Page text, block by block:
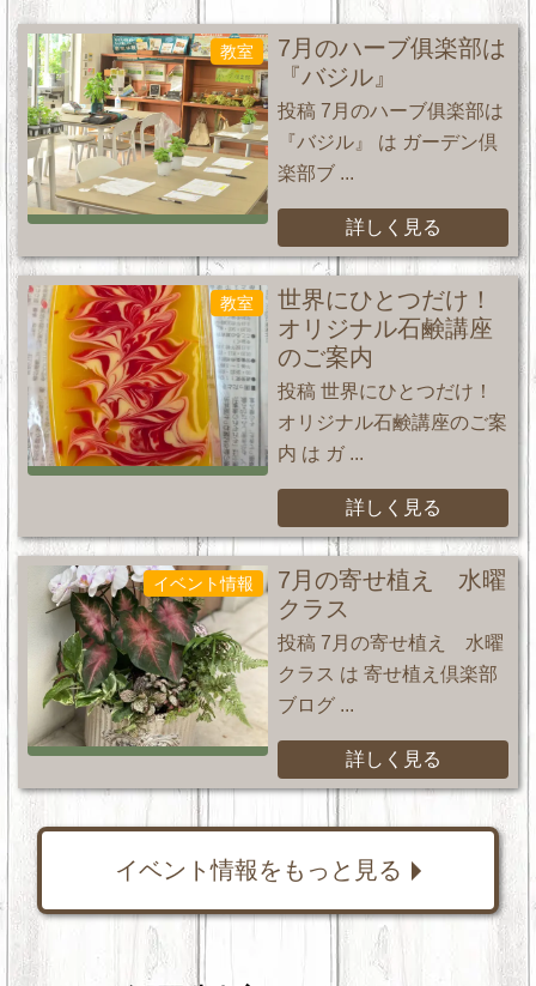
教室
7月のハーブ俱楽部は
『バジル』
投稿 7月のハーブ俱楽部は
『バジル』 は ガーデン倶
楽部ブ ...
詳しく見る
教室
世界にひとつだけ！
オリジナル石鹸講座
のご案内
投稿 世界にひとつだけ！
オリジナル石鹸講座のご案
内 は ガ ...
詳しく見る
イベント情報
7月の寄せ植え 水曜
クラス
投稿 7月の寄せ植え 水曜
クラス は 寄せ植え倶楽部
ブログ ...
詳しく見る
イベント情報をもっと見る